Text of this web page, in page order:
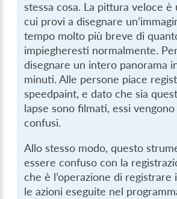
stessa cosa. La pittura veloce è
cui provi a disegnare
tempo molto più breve di
impiegheresti normalmente.
disegnare un intero panorama
minuti. Alle persone piace
speedpaint, e dato che sia
lapse sono filmati, essi vengono
confusi.
Allo stesso modo, questo
essere confuso con la
che è l’operazione di
le azioni eseguite nel